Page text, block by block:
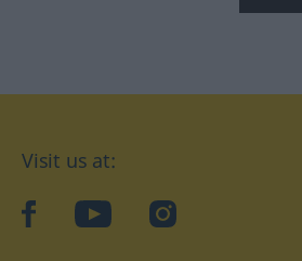
Visit us at:
facebookYouTubeInstagram